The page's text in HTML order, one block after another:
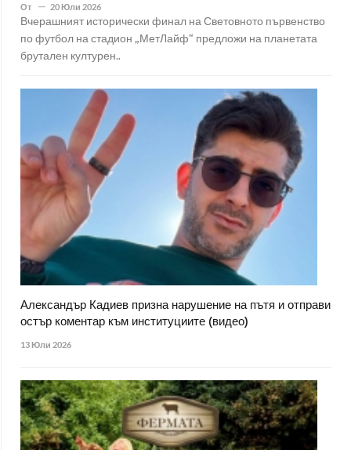
От 20 Юли 2026
Вчерашният исторически финал на Световното първенство
по футбол на стадион „МетЛайф“ предложи на планетата
брутален културен..
Александър Кадиев призна нарушение на пътя и отправи
остър коментар към институциите (видео)
13 Юли 2026